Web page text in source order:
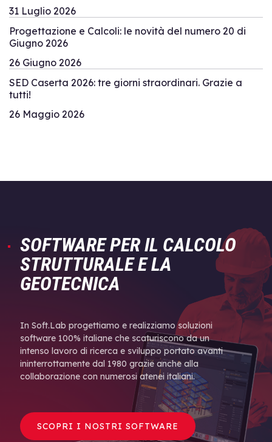
31 Luglio 2026
Progettazione e Calcoli: le novità del numero 20 di
Giugno 2026
26 Giugno 2026
SED Caserta 2026: tre giorni straordinari. Grazie a
tutti!
26 Maggio 2026
SOFTWARE PER IL CALCOLO
STRUTTURALE E LA
GEOTECNICA
In Soft.Lab progettiamo e realizziamo soluzioni
software 100% italiane che scaturiscono da un
intenso lavoro di ricerca e sviluppo portato avanti
ininterrottamente dal 1980 grazie anche alla
collaborazione con numerosi atenei italiani.
SCOPRI I NOSTRI SOFTWARE